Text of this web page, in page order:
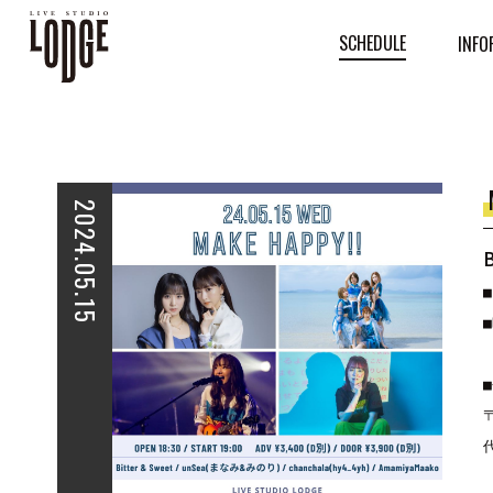
SCHEDULE
2024.05.15